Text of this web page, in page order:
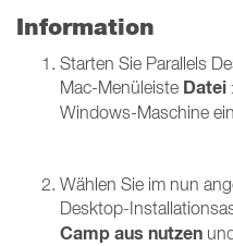
Information
Starten Sie Parallels
Mac-Menüleiste Datei
Windows-Maschine
Wählen Sie im nun
Desktop-
Camp aus nutzen